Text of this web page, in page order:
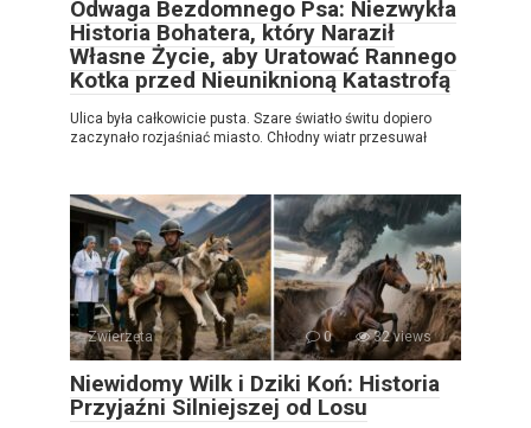
Odwaga Bezdomnego Psa: Niezwykła
Historia Bohatera, który Naraził
Własne Życie, aby Uratować Rannego
Kotka przed Nieuniknioną Katastrofą
Ulica była całkowicie pusta. Szare światło świtu dopiero
zaczynało rozjaśniać miasto. Chłodny wiatr przesuwał
Zwierzęta 0 32 views
Niewidomy Wilk i Dziki Koń: Historia
Przyjaźni Silniejszej od Losu